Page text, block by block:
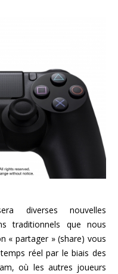
diverses nouvelles
traditionnels que nous
« partager » (share) vous
réel par le biais des
où les autres joueurs